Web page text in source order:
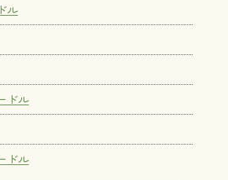
ル
ドル
ドル